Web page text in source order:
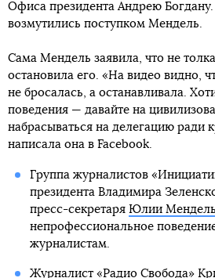
Офиса президента Андрею
возмутились поступком Мендель.
Сама Мендель заявила, что не
остановила его. «На видео видно,
не бросалась, а останавливала.
поведения — давайте на
набрасываться на делегацию ради
написала она в Facebook.
Группа журналистов
президента Владимира
пресс-секретаря Юлии Мендель
непрофессиональное
журналистам.
Журналист «Радио Свобода»